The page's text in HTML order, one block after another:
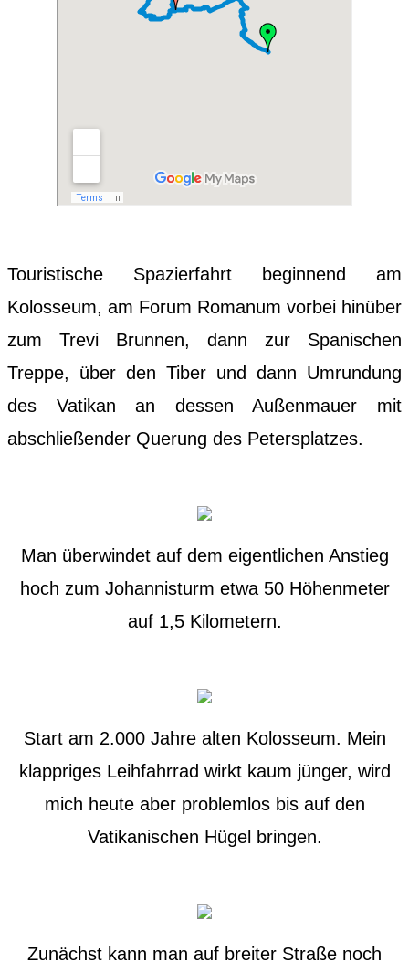
Touristische Spazierfahrt beginnend am
Kolosseum, am Forum Romanum vorbei hinüber
zum Trevi Brunnen, dann zur Spanischen
Treppe, über den Tiber und dann Umrundung
des Vatikan an dessen Außenmauer mit
abschließender Querung des Petersplatzes.
Man überwindet auf dem eigentlichen Anstieg
hoch zum Johannisturm etwa 50 Höhenmeter
auf 1,5 Kilometern.
Start am 2.000 Jahre alten Kolosseum. Mein
klappriges Leihfahrrad wirkt kaum jünger, wird
mich heute aber problemlos bis auf den
Vatikanischen Hügel bringen.
Zunächst kann man auf breiter Straße noch